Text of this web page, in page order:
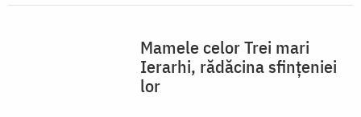
Mamele celor Trei mari
Ierarhi, rădăcina sfințeniei
lor